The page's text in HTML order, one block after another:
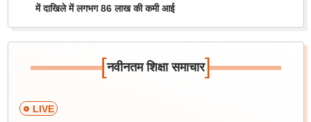
में दाखिले में लगभग 86 लाख की कमी आई
[नवीनतम शिक्षा समाचार]
LIVE